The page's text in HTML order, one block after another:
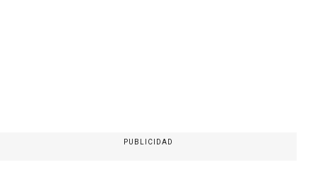
PUBLICIDAD